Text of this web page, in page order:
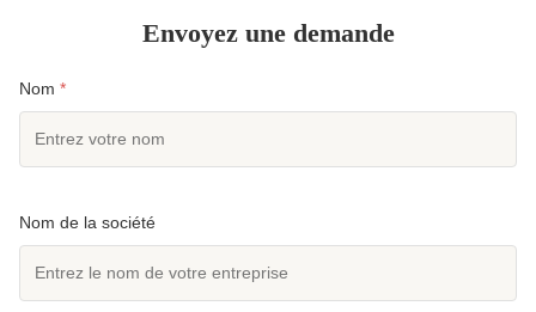
Envoyez une demande
Nom *
Nom de la société